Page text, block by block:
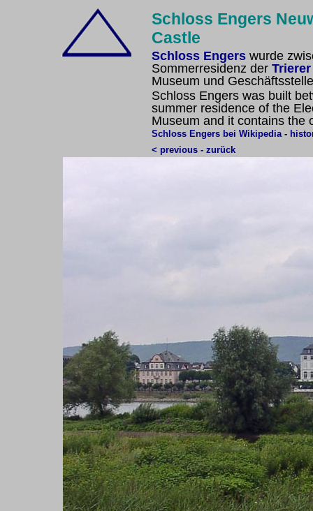
Schloss Engers
Castle
Schloss Engers wurde
Sommerresidenz der
Museum und
Schloss Engers was built
summer residence of the
Museum and it contains the
Schloss Engers bei Wikipedia-
< previous - zurück